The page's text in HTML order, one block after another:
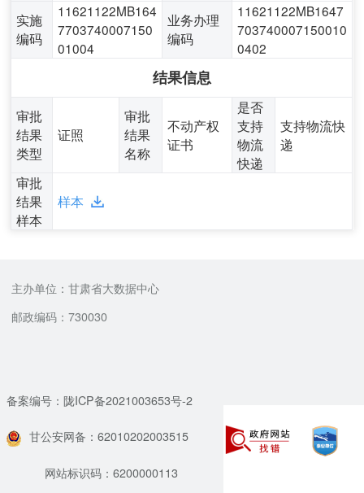
实施
编码
11621122MB164
7703740007150
01004
业务办理
编码
11621122MB1647
703740007150010
0402
结果信息
审批
结果
类型
证照
审批
结果
名称
不动产权
证书
是否
支持
物流
快递
支持物流快
递
审批
结果
样本
样本
主办单位：甘肃省大数据中心
邮政编码：730030
备案编号：陇ICP备2021003653号-2
甘公安网备：62010202003515
网站标识码：6200000113